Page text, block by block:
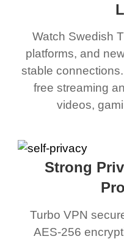
Watch Swedish
platforms, and
stable
free streaming
videos,
Strong
Turbo VPN
AES-256